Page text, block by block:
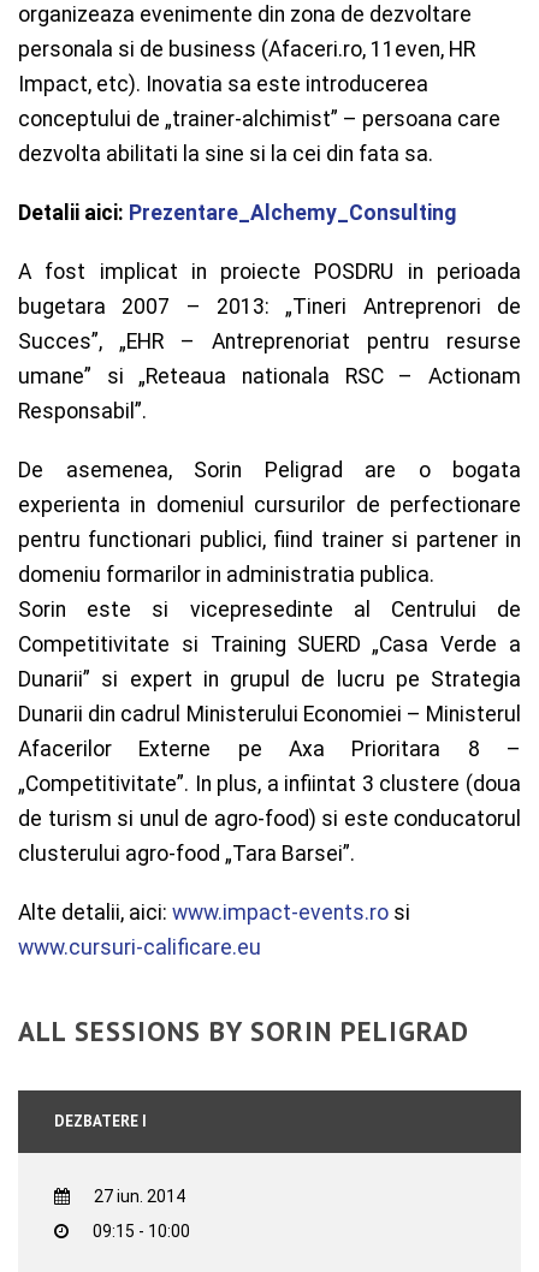
organizeaza evenimente din zona de dezvoltare
personala si de business (Afaceri.ro, 11even, HR
Impact, etc). Inovatia sa este introducerea
conceptului de „trainer-alchimist” – persoana care
dezvolta abilitati la sine si la cei din fata sa.
Detalii aici: Prezentare_Alchemy_Consulting
A fost implicat in proiecte POSDRU in perioada
bugetara 2007 – 2013: „Tineri Antreprenori de
Succes”, „EHR – Antreprenoriat pentru resurse
umane” si „Reteaua nationala RSC – Actionam
Responsabil”.
De asemenea, Sorin Peligrad are o bogata
experienta in domeniul cursurilor de perfectionare
pentru functionari publici, fiind trainer si partener in
domeniu formarilor in administratia publica.
Sorin este si vicepresedinte al Centrului de
Competitivitate si Training SUERD „Casa Verde a
Dunarii” si expert in grupul de lucru pe Strategia
Dunarii din cadrul Ministerului Economiei – Ministerul
Afacerilor Externe pe Axa Prioritara 8 –
„Competitivitate”. In plus, a infiintat 3 clustere (doua
de turism si unul de agro-food) si este conducatorul
clusterului agro-food „Tara Barsei”.
Alte detalii, aici: www.impact-events.ro si
www.cursuri-calificare.eu
ALL SESSIONS BY SORIN PELIGRAD
DEZBATERE I
27 iun. 2014
09:15 - 10:00